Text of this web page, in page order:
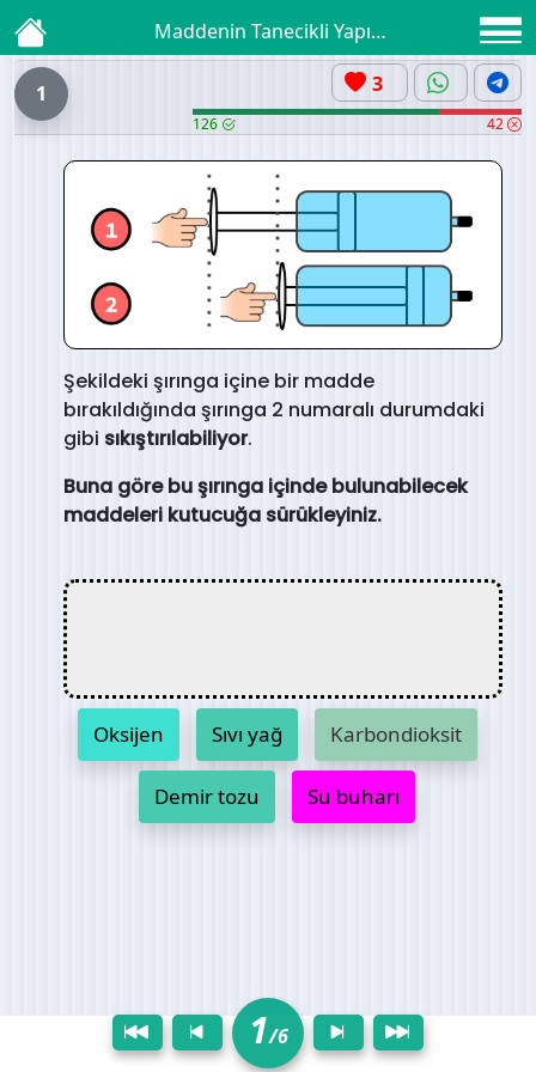
Maddenin Tanecikli Yapısı Alıştırma 1
1 3
126 42
Şekildeki şırınga içine bir madde
bırakıldığında şırınga 2 numaralı durumdaki
gibi sıkıştırılabiliyor.
Buna göre bu şırınga içinde bulunabilecek
maddeleri kutucuğa sürükleyiniz.
Oksijen Sıvı yağ Karbondioksit
Demir tozu Su buharı
1/6